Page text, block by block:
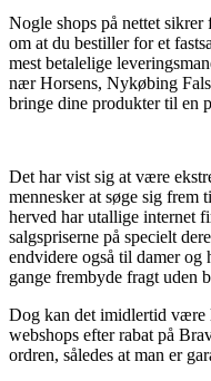
Nogle shops på nettet
om at du bestiller for et
mest betalelige
nær Horsens, Nykøbing
bringe dine produkter til en
Det har vist sig at være
mennesker at søge sig frem
herved har utallige internet
salgspriserne på specielt
endvidere også til damer og
gange frembyde fragt uden
Dog kan det imidlertid være
webshops efter rabat på
ordren, således at man er